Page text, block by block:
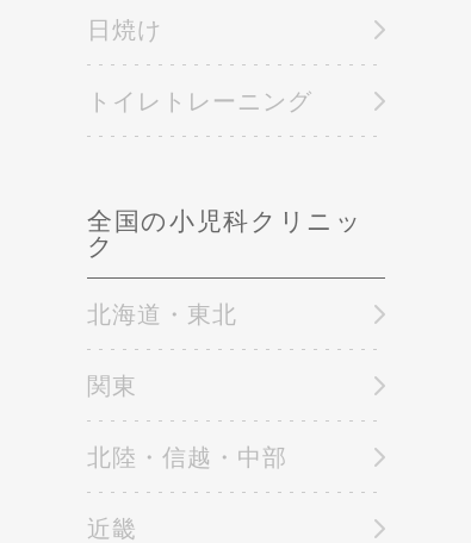
日焼け
トイレトレーニング
全国の小児科クリニッ
ク
北海道・東北
関東
北陸・信越・中部
近畿